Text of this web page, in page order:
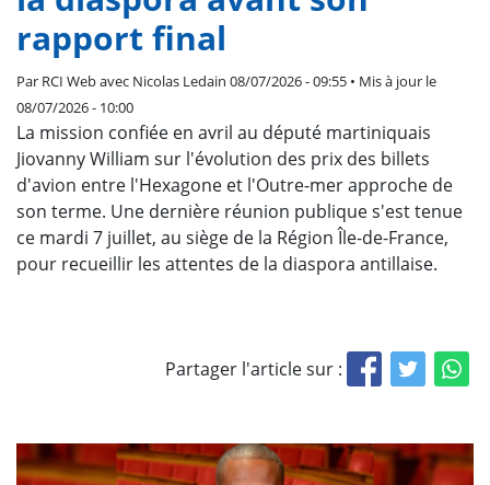
rapport final
Par RCI Web avec Nicolas Ledain 08/07/2026 - 09:55 • Mis à jour le
08/07/2026 - 10:00
La mission confiée en avril au député martiniquais
Jiovanny William sur l'évolution des prix des billets
d'avion entre l'Hexagone et l'Outre-mer approche de
son terme. Une dernière réunion publique s'est tenue
ce mardi 7 juillet, au siège de la Région Île-de-France,
pour recueillir les attentes de la diaspora antillaise.
Partager l'article sur :